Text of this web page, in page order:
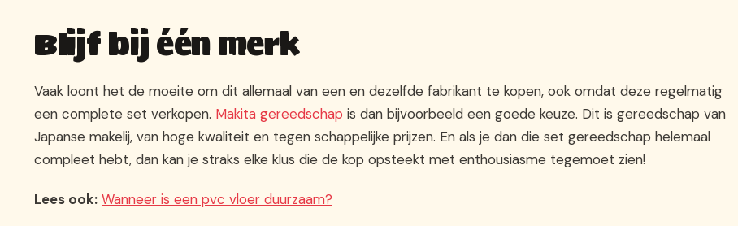
Blijf bij één merk
Vaak loont het de moeite om dit allemaal van een en dezelfde fabrikant te kopen, ook omdat deze regelmatig
een complete set verkopen. Makita gereedschap is dan bijvoorbeeld een goede keuze. Dit is gereedschap van
Japanse makelij, van hoge kwaliteit en tegen schappelijke prijzen. En als je dan die set gereedschap helemaal
compleet hebt, dan kan je straks elke klus die de kop opsteekt met enthousiasme tegemoet zien!
Lees ook: Wanneer is een pvc vloer duurzaam?